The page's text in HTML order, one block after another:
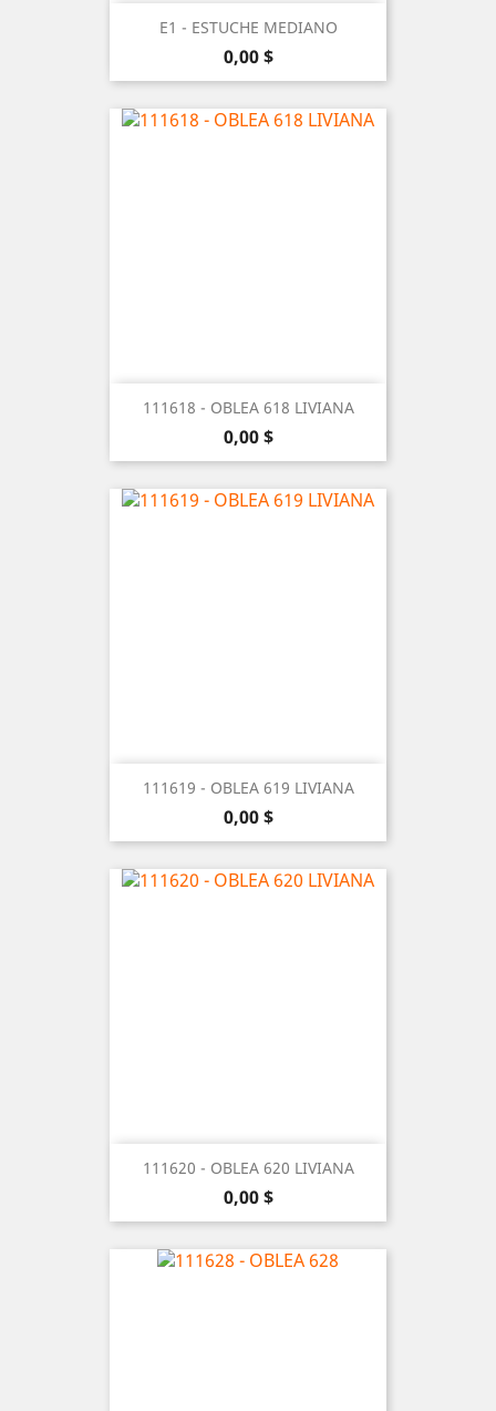
E1 - ESTUCHE MEDIANO
Precio
0,00 $
111618 - OBLEA 618 LIVIANA
Precio
0,00 $
111619 - OBLEA 619 LIVIANA
Precio
0,00 $
111620 - OBLEA 620 LIVIANA
Precio
0,00 $